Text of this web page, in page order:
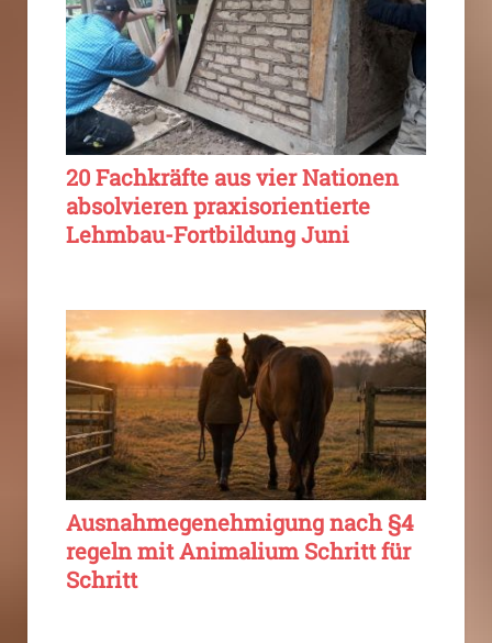
20 Fachkräfte aus vier Nationen
absolvieren praxisorientierte
Lehmbau-Fortbildung Juni
Ausnahmegenehmigung nach §4
regeln mit Animalium Schritt für
Schritt